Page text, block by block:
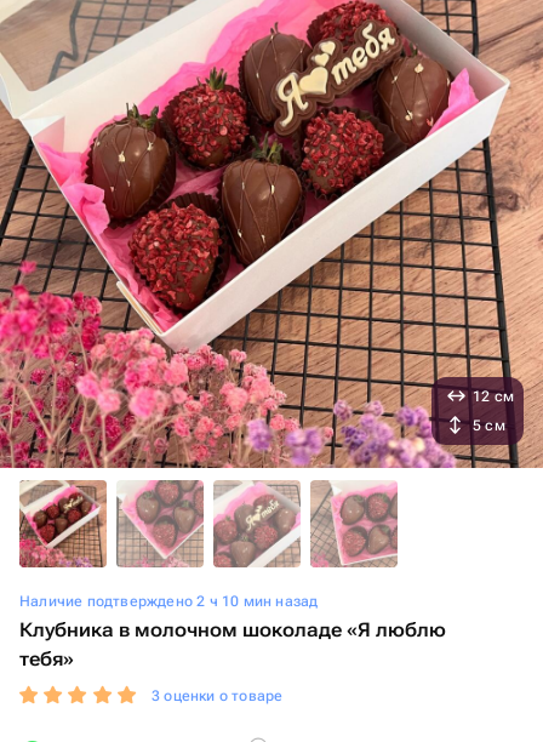
Наличие подтверждено 2 ч 10 мин назад
Клубника в молочном шоколаде «Я люблю
тебя»
3 оценки о товаре
12 см
5 см